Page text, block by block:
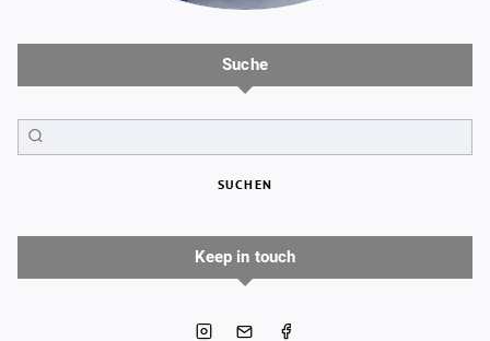
Suche
SUCHEN
Keep in touch